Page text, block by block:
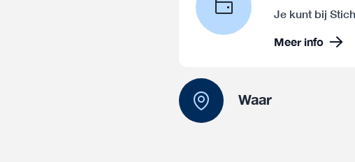
Je kunt bij
Meer info
Waar